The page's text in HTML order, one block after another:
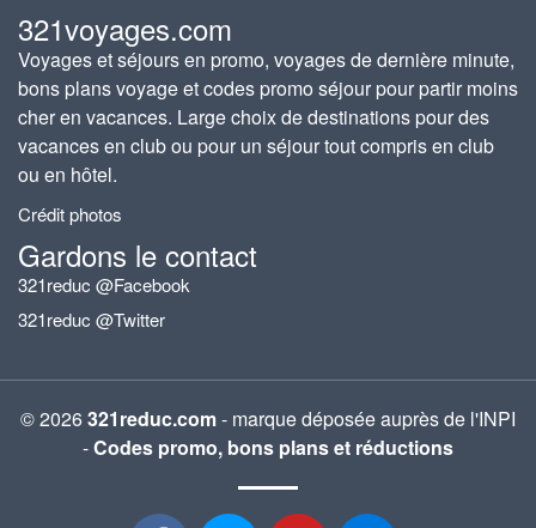
321voyages.com
Voyages et séjours en promo, voyages de dernière minute,
bons plans voyage et codes promo séjour pour partir moins
cher en vacances. Large choix de destinations pour des
vacances en club ou pour un séjour tout compris en club
ou en hôtel.
Crédit photos
Gardons le contact
321reduc @Facebook
321reduc @Twitter
© 2026321reduc.com- marque déposée auprès de l'INPI
-Codes promo, bons plans et réductions